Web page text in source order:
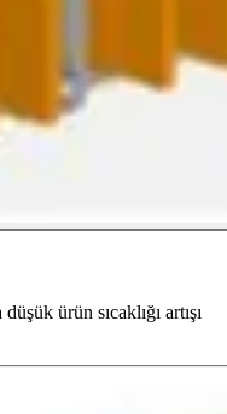
ürün sıcaklığı artışı